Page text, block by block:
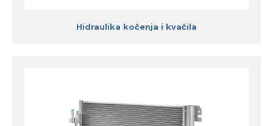
Hidraulika kočenja i kvačila